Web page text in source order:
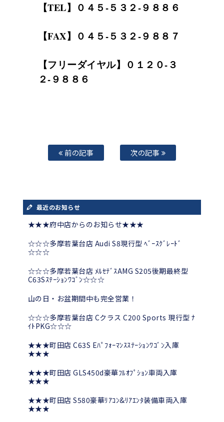
【TEL】０４５-５３２-９８８６
【FAX】０４５-５３２-９８８７
【フリーダイヤル】０１２０-３
２-９８８６
前の記事 次の記事
最近のお知らせ
★★★府中店からのお知らせ★★★
☆☆☆多摩若葉台店 Audi S8現行型 ﾍﾞｰｽｸﾞﾚｰﾄﾞ
☆☆☆
☆☆☆多摩若葉台店 ﾒﾙｾﾃﾞｽAMG S205後期最終型
C63Sｽﾃｰｼｮﾝﾜｺﾞﾝ☆☆☆
山の日・お盆期間中も完全営業！
☆☆☆多摩若葉台店 Cクラス C200 Sports 現行型 ﾅ
ｲﾄPKG☆☆☆
★★★町田店 C63S Eﾊﾟﾌｫｰﾏﾝｽｽﾃｰｼｮﾝﾜｺﾞﾝ入庫
★★★
★★★町田店 GLS450d豪華ﾌﾙｵﾌﾟｼｮﾝ車両入庫
★★★
★★★町田店 S580豪華ﾘｱｺﾝ&ﾘｱｴﾝﾀ装備車両入庫
★★★